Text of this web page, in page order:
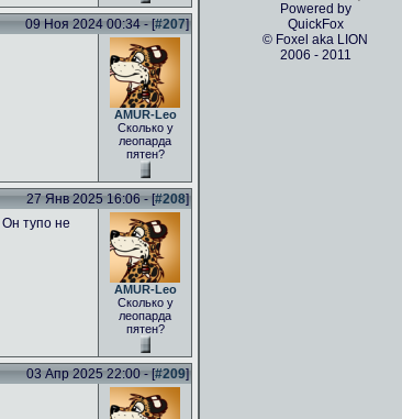
09 Ноя 2024 00:34 - [#207]
AMUR-Leo
Сколько у
леопарда
пятен?
27 Янв 2025 16:06 - [#208]
тупо не
AMUR-Leo
Сколько у
леопарда
пятен?
03 Апр 2025 22:00 - [#209]
Powered by
QuickFox
© Foxel aka LION
2006 - 2011